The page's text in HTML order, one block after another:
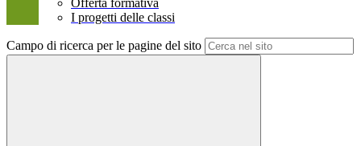
Offerta formativa
I progetti delle classi
Campo di ricerca per le pagine del sito